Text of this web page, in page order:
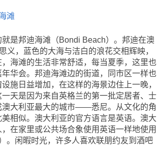
是邦迪海滩（Bondi Beach）。邦迪在澳
义，蓝色的大海与洁白的浪花交相辉映，
海滩的生活非常舒适，每当夏季，这里也
华会。邦迪海滩边的街道，同市区一样也
施日益增加，在这样的海景边住上一晚，
天是因为来自英格兰的第一批定居者、士
澳大利亚最大的城市——悉尼。从文化的角
相似。澳大利亚的官方语言是英语。澳大
在家里或公共场合象使用英语一样地使用
。闲暇时光，许多人喜欢联朋约友到酒吧